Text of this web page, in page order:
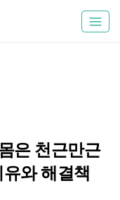
은 천근만근
와 해결책